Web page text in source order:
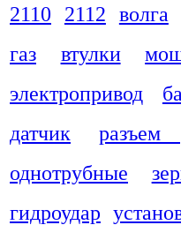
2110
2112 волга
газ
втулки
электропривод
датчик
разъем
однотрубные
гидроудар